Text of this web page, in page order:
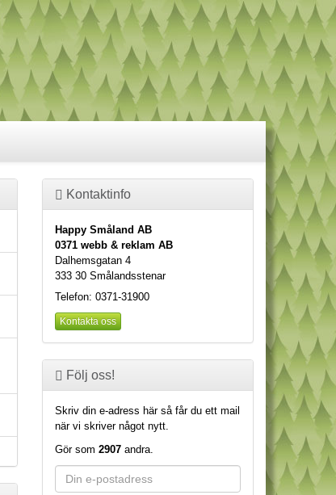
Kontaktinfo
Happy Småland AB
0371 webb & reklam AB
Dalhemsgatan 4
333 30 Smålandsstenar
Telefon: 0371-31900
Kontakta oss
Följ oss!
Skriv din e-adress här så får du ett mail
när vi skriver något nytt.
Gör som 2907andra.